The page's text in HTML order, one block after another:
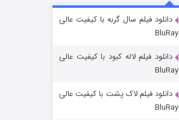
شوگر فصل ۲
قسمت
دانلود فیلم سال گربه با کیفیت عالی
BluRay
دانلود فیلم لاله کبود با کیفیت عالی
BluRay
دانلود فیلم لاک پشت با کیفیت عالی
BluRay